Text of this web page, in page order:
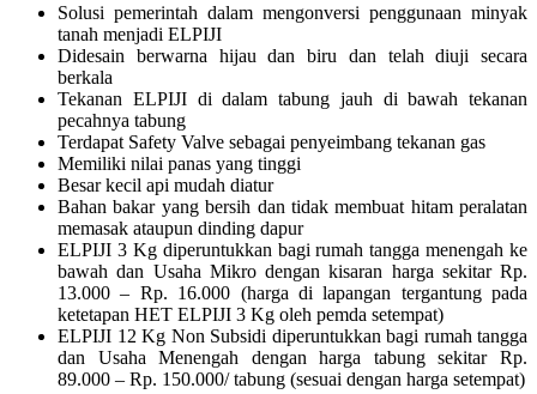
Solusi pemerintah dalam mengonversi penggunaan minyak
tanah menjadi ELPIJI
Didesain berwarna hijau dan biru dan telah diuji secara
berkala
Tekanan ELPIJI di dalam tabung jauh di bawah tekanan
pecahnya tabung
Terdapat Safety Valve sebagai penyeimbang tekanan gas
Memiliki nilai panas yang tinggi
Besar kecil api mudah diatur
Bahan bakar yang bersih dan tidak membuat hitam peralatan
memasak ataupun dinding dapur
ELPIJI 3 Kg diperuntukkan bagi rumah tangga menengah ke
bawah dan Usaha Mikro dengan kisaran harga sekitar Rp.
13.000 – Rp. 16.000 (harga di lapangan tergantung pada
ketetapan HET ELPIJI 3 Kg oleh pemda setempat)
ELPIJI 12 Kg Non Subsidi diperuntukkan bagi rumah tangga
dan Usaha Menengah dengan harga tabung sekitar Rp.
89.000 – Rp. 150.000/ tabung (sesuai dengan harga setempat)